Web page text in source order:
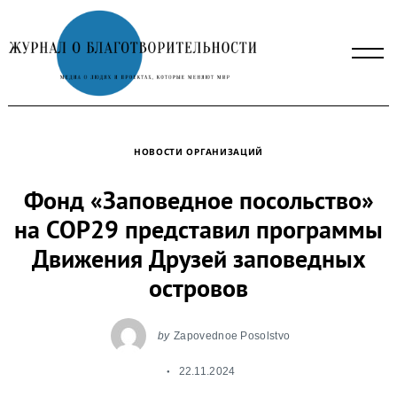
to
content
НОВОСТИ ОРГАНИЗАЦИЙ
Фонд «Заповедное посольство»
на COP29 представил программы
Движения Друзей заповедных
островов
by Zapovednoe Posolstvo
22.11.2024